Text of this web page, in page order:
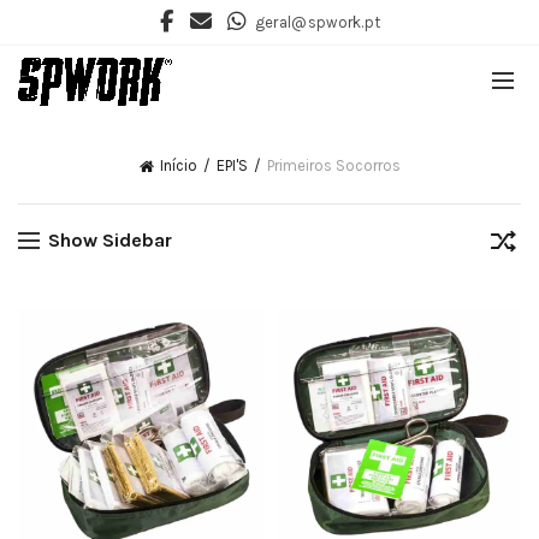
geral@spwork.pt
Início EPI'S Primeiros Socorros
Show Sidebar